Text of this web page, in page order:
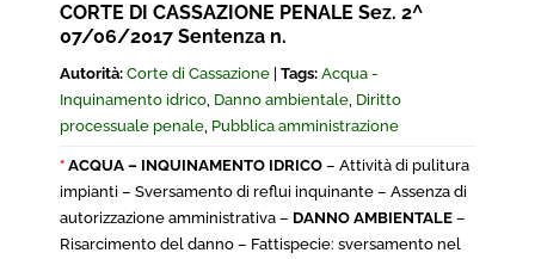
CORTE DI CASSAZIONE PENALE Sez. 2^
07/06/2017 Sentenza n.
Autorità: Corte di Cassazione Tags: Acqua -
Inquinamento idrico, Danno ambientale, Diritto
processuale penale, Pubblica amministrazione
* ACQUA – INQUINAMENTO IDRICO – Attività di pulitura
impianti – Sversamento di reflui inquinante – Assenza di
autorizzazione amministrativa – DANNO AMBIENTALE –
Risarcimento del danno – Fattispecie: sversamento nel